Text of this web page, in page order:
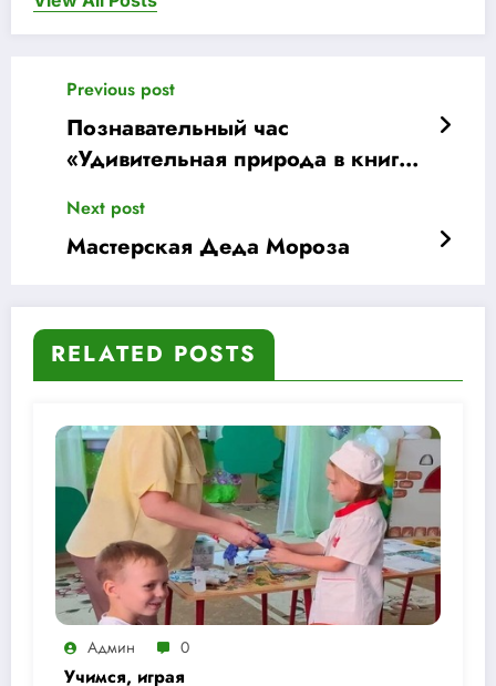
Previous post
Познавательный час
«Удивительная природа в книгах
Next post
Мастерская Деда Мороза
RELATED POSTS
Админ 0
Учимся, играя